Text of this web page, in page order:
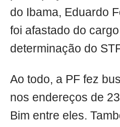
do Ibama, Eduardo
foi afastado do
determinação do
Ao todo, a PF fez
nos endereços de
Bim entre eles.